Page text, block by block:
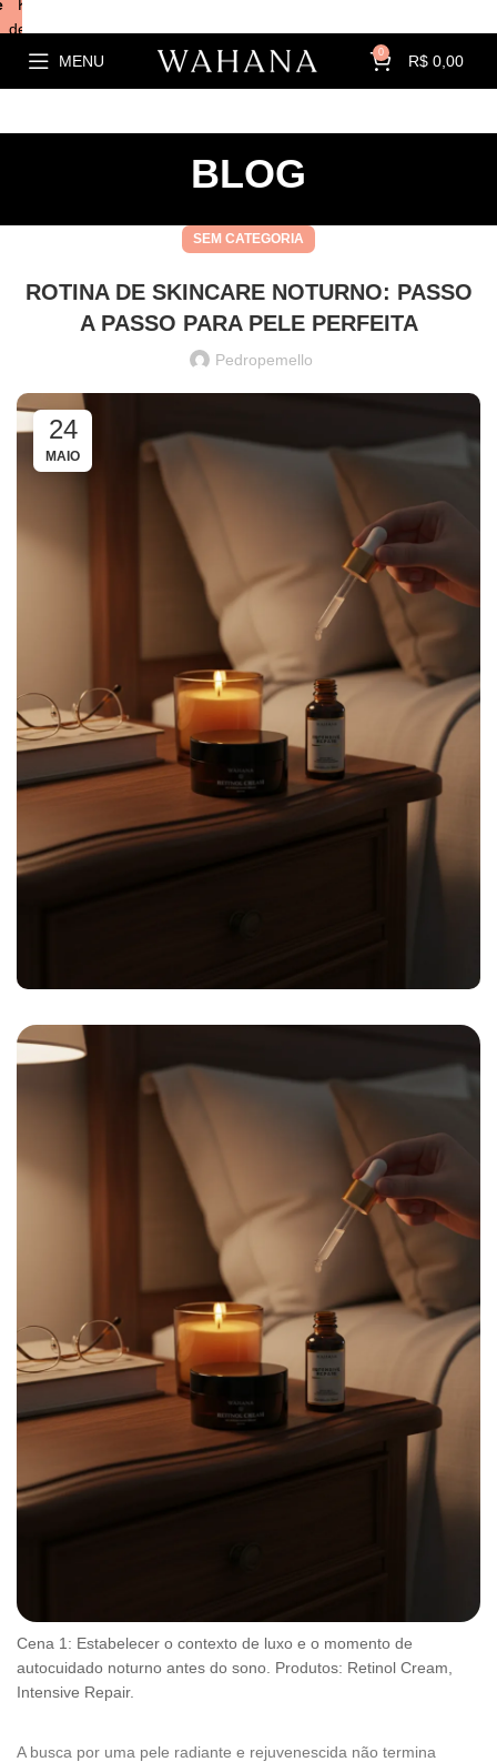
MENU 0 R$ 0,00
BLOG
SEM CATEGORIA
ROTINA DE SKINCARE NOTURNO: PASSO
A PASSO PARA PELE PERFEITA
Pedropemello
24
MAIO
Cena 1: Estabelecer o contexto de luxo e o momento de
autocuidado noturno antes do sono. Produtos: Retinol Cream,
Intensive Repair.
A busca por uma pele radiante e rejuvenescida não termina
Kits com
descontos!